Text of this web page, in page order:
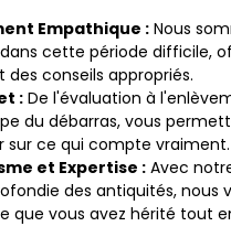
Empathique : Nous
cette période difficile,
conseils appropriés.
: De l'évaluation à
du débarras, vous
sur ce qui compte vraiment.
et Expertise :Avec
des antiquités, nous
que vous avez hérité tout